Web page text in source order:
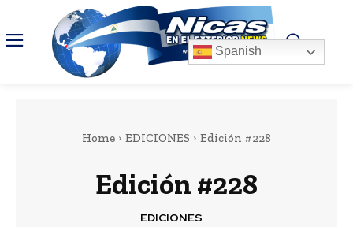
Home EDICIONES Edición #228
Edición #228
EDICIONES
Spanish